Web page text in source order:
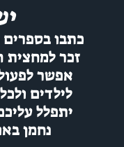
יש
כתבו בספרים
זכר למחצית
אפשר לפעול
לילדים ולכל
יתפלל עליכם
נחמן באומן